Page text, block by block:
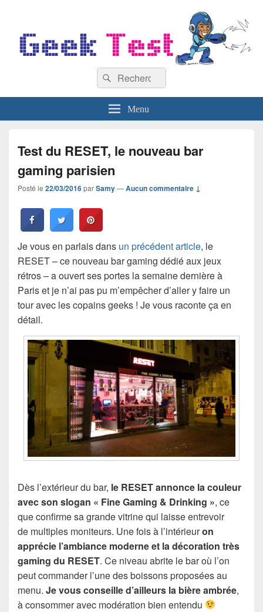
Recherche :
Rechercher
Menu
Test du RESET, le nouveau bar
gaming parisien
Posté le 22/03/2016parSamy—Aucun commentaire ↓
Je vous en parlais dans un précédent article, le
RESET – ce nouveau bar gaming dédié aux jeux
rétros – a ouvert ses portes la semaine dernière à
Paris et je n’ai pas pu m’empêcher d’aller y faire un
tour avec les copains geeks ! Je vous raconte ça en
détail.
Dès l’extérieur du bar, le RESET annonce la couleur
avec son slogan « Fine Gaming & Drinking », ce
que confirme sa grande vitrine qui laisse entrevoir
de multiples moniteurs. Une fois à l’intérieuron
apprécie l’ambiance moderne et la décoration très
gaming du RESET. Ce niveau abrite le bar où l’on
peut commander l’une des boissons proposées au
menu. Je vous conseille d’ailleurs la bière ambrée,
à consommer avec modération bien entendu